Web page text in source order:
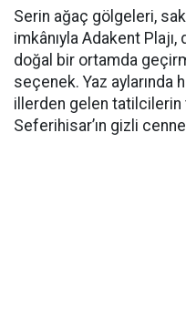
Serin ağaç gölgeleri,
imkânıyla Adakent
doğal bir ortamda
seçenek. Yaz aylarında
illerden gelen
Seferihisar’ın gizli